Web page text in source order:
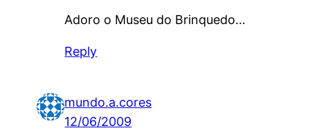
Adoro o Museu do Brinquedo…
Reply
mundo.a.cores
12/06/2009